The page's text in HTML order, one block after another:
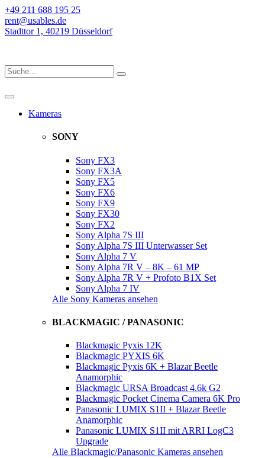
+49 211 688 195 25
rent@usables.de
Stadttor 1, 40219 Düsseldorf
Kameras
SONY
Sony FX3
Sony FX3A
Sony FX5
Sony FX6
Sony FX9
Sony FX30
Sony FX2
Sony Alpha 7S III
Sony Alpha 7S III Unterwasser Set
Sony Alpha 7 V
Sony Alpha 7R V – 8K – 61 MP
Sony Alpha 7R V + Profoto B1X Set
Sony Alpha 7 IV
Alle Sony Kameras ansehen
BLACKMAGIC / PANASONIC
Blackmagic Pyxis 12K
Blackmagic PYXIS 6K
Blackmagic Pyxis 6K + Blazar Beetle
Anamorphic
Blackmagic URSA Broadcast 4.6k G2
Blackmagic Pocket Cinema Camera 6K Pro
Panasonic LUMIX S1II + Blazar Beetle
Anamorphic
Panasonic LUMIX S1II mit ARRI LogC3
Upgrade
Alle Blackmagic/Panasonic Kameras ansehen